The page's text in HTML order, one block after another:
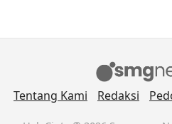
Tentang Kami Redaksi